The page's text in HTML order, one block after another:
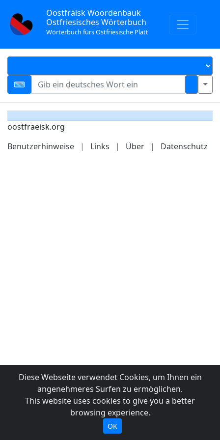
Oostfräisk Woordenbauk
Ostfriesisches Wörterbuch
Wörterbuch fürs Ostfriesische Platt
oostfraeisk.org
Benutzerhinweise
| Links | Über | Datenschutz
Diese Webseite verwendet Cookies, um Ihnen ein
angenehmeres Surfen zu ermöglichen.
This website uses cookies to give you a better
browsing experience.
OK